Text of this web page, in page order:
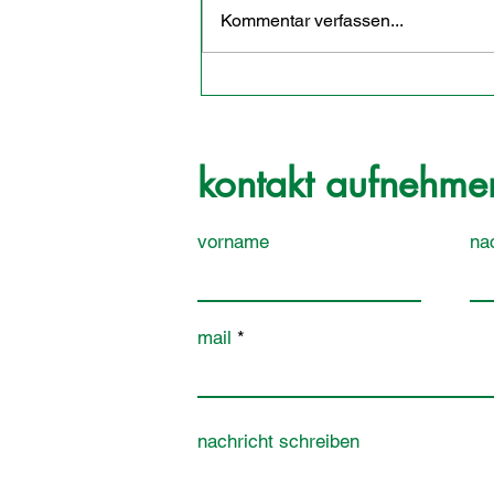
Kommentar verfassen...
kontakt
vorname
mail
nachricht schreiben